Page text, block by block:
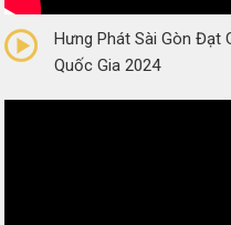
Hưng Phát Sài Gòn Đạt
Quốc Gia 2024